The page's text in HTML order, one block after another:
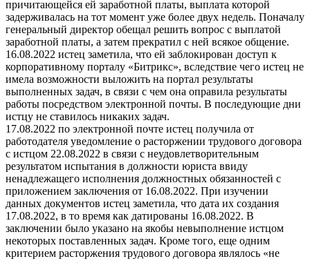
причитающейся ей заработной платы, выплата которой
задерживалась на тот момент уже более двух недель. Поначалу
генеральный директор обещал решить вопрос с выплатой
заработной платы, а затем прекратил с ней всякое общение.
16.08.2022 истец заметила, что ей заблокирован доступ к
корпоративному порталу «Битрикс», вследствие чего истец не
имела возможности выложить на портал результаты
выполненных задач, в связи с чем она оправила результаты
работы посредством электронной почты. В последующие дни
истцу не ставилось никаких задач.
17.08.2022 по электронной почте истец получила от
работодателя уведомление о расторжении трудового договора
с истцом 22.08.2022 в связи с неудовлетворительным
результатом испытания в должности юриста ввиду
ненадлежащего исполнения должностных обязанностей с
приложением заключения от 16.08.2022. При изучении
данных документов истец заметила, что дата их создания
17.08.2022, в то время как датированы 16.08.2022. В
заключении было указано на якобы невыполнение истцом
некоторых поставленных задач. Кроме того, еще одним
критерием расторжения трудового договора являлось «не